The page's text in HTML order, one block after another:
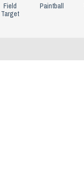
Field
Target
Paintball